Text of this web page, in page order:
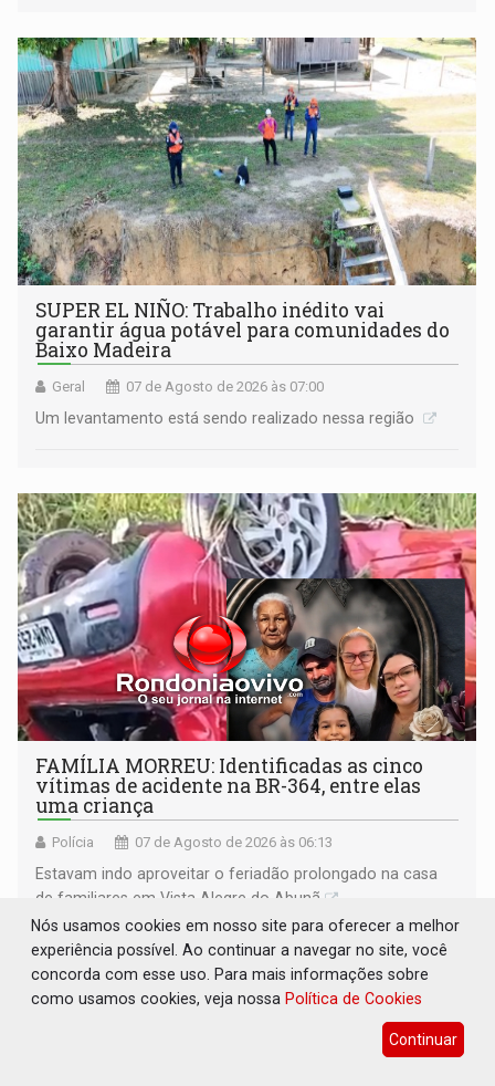
SUPER EL NIÑO: Trabalho inédito vai
garantir água potável para comunidades do
Baixo Madeira
Geral 07 de Agosto de 2026 às 07:00
Um levantamento está sendo realizado nessa região
FAMÍLIA MORREU: Identificadas as cinco
vítimas de acidente na BR-364, entre elas
uma criança
Polícia 07 de Agosto de 2026 às 06:13
Estavam indo aproveitar o feriadão prolongado na casa
de familiares em Vista Alegre do Abunã
Nós usamos cookies em nosso site para oferecer a melhor
experiência possível. Ao continuar a navegar no site, você
concorda com esse uso. Para mais informações sobre
como usamos cookies, veja nossa Política de Cookies
Continuar